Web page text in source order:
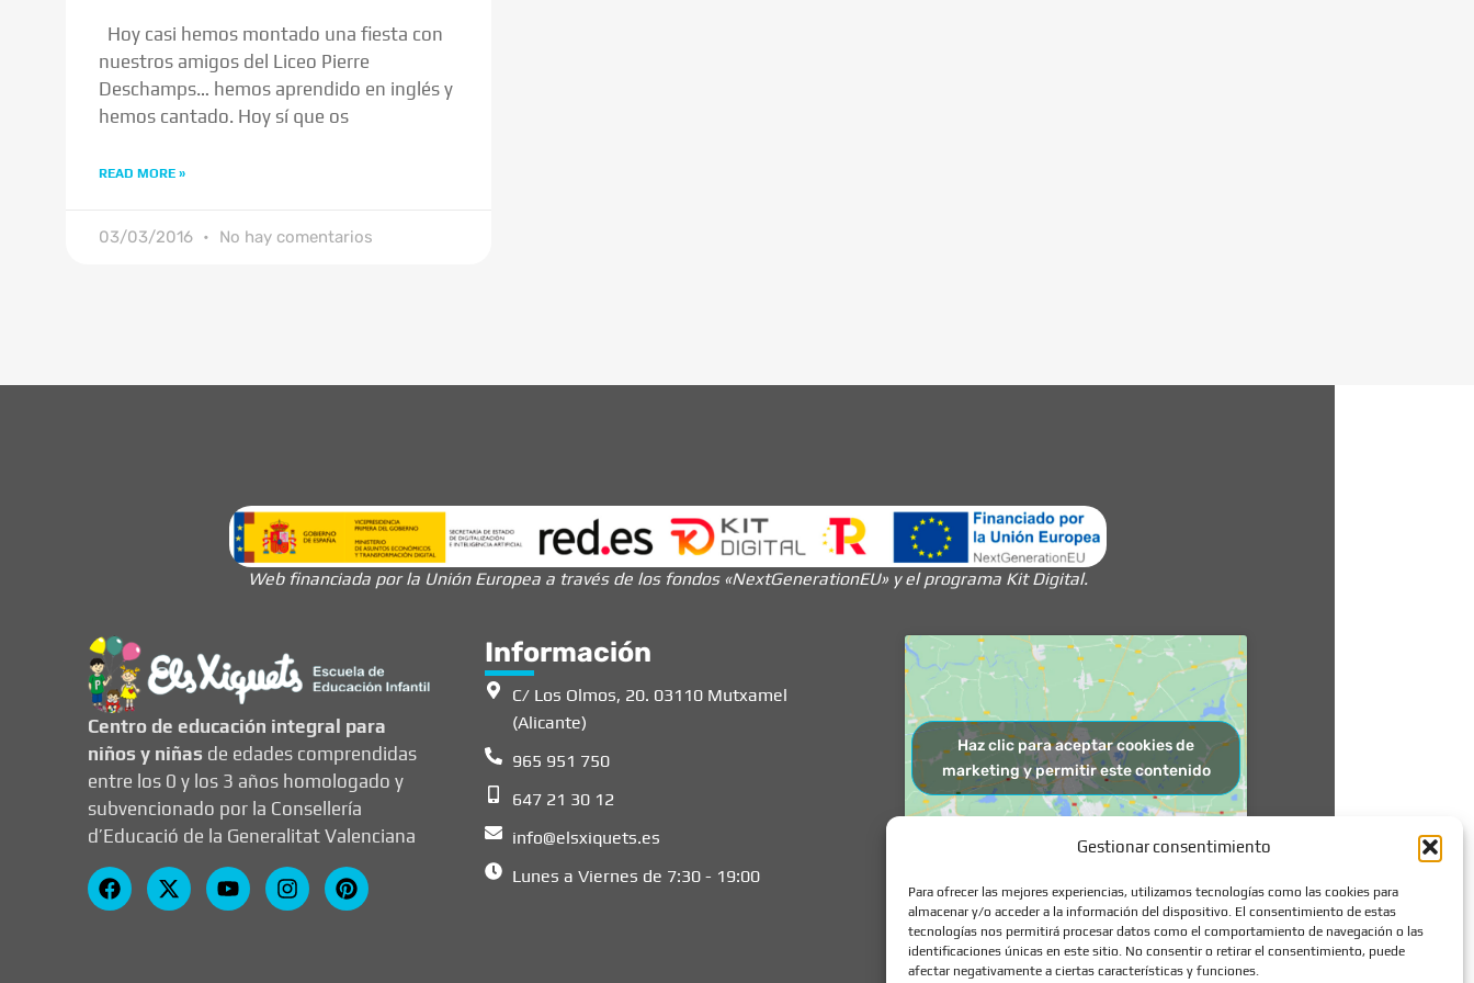
Gestionar consentimiento
Para ofrecer las mejores experiencias, utilizamos tecnologías como las cookies para
almacenar y/o acceder a la información del dispositivo. El consentimiento de estas
tecnologías nos permitirá procesar datos como el comportamiento de navegación o las
identificaciones únicas en este sitio. No consentir o retirar el consentimiento, puede
afectar negativamente a ciertas características y funciones.
Hoy casi hemos montado una fiesta con
nuestros amigos del Liceo Pierre
Deschamps… hemos aprendido en inglés y
hemos cantado. Hoy sí que os
READ MORE »
03/03/2016 No hay comentarios
Web financiada por la Unión Europea a través de los fondos «NextGenerationEU» y el programa Kit Digital.
Centro de educación integral para
niños y niñas de edades comprendidas
entre los 0 y los 3 años homologado y
subvencionado por la Consellería
d’Educació de la Generalitat Valenciana
Información
C/ Los Olmos, 20. 03110 Mutxamel
(Alicante)
965 951 750
647 21 30 12
info@elsxiquets.es
Lunes a Viernes de 7:30 - 19:00
Haz clic para aceptar cookies de
marketing y permitir este contenido